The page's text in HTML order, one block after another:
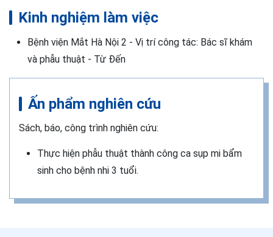
Kinh nghiệm làm việc
Bệnh viện Mắt Hà Nội 2 - Vị trí công tác: Bác sĩ khám
và phẫu thuật - Từ Đến
Ấn phẩm nghiên cứu
Sách, báo, công trình nghiên cứu:
Thực hiện phẫu thuật thành công ca sụp mi bẩm
sinh cho bệnh nhi 3 tuổi.